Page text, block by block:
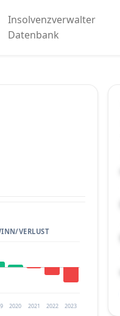
Insolvenzverwalter
Datenbank
VERLUST
2020 2021 2022 2023